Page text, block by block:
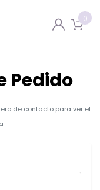
0
Pedido
de contacto para ver el